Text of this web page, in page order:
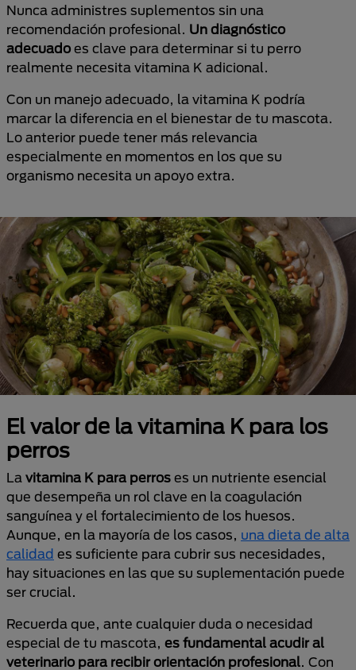
Nunca administres suplementos sin una
recomendación profesional. Un diagnóstico
adecuado es clave para determinar si tu perro
realmente necesita vitamina K adicional.
Con un manejo adecuado, la vitamina K podría
marcar la diferencia en el bienestar de tu mascota.
Lo anterior puede tener más relevancia
especialmente en momentos en los que su
organismo necesita un apoyo extra.
El valor de la vitamina K para los
perros
La vitamina K para perros es un nutriente esencial
que desempeña un rol clave en la coagulación
sanguínea y el fortalecimiento de los huesos.
Aunque, en la mayoría de los casos, una dieta de alta
calidad es suficiente para cubrir sus necesidades,
hay situaciones en las que su suplementación puede
ser crucial.
Recuerda que, ante cualquier duda o necesidad
especial de tu mascota, es fundamental acudir al
veterinario para recibir orientación profesional. Con